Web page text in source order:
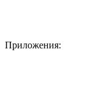
Приложения: